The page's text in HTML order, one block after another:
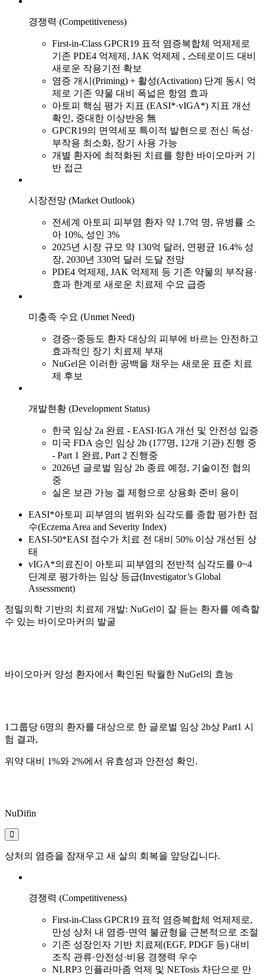
경쟁력 (Competitiveness)
First-in-Class GPCR19 표적 염증복합체 억제제로
기존 PDE4 억제제, JAK 억제제 , 스테로이드 대비
새로운 작용기전 확보
염증 개시(Priming) + 활성(Activation) 단계 동시 억
제로 기존 약물 대비 폭넓은 항염 효과
아토피 핵심 평가 지표 (EASI*·vIGA*) 지표 개선
확인, 중대한 이상반응 無
GPCR19의 면역세포 특이적 발현으로 전신 독성·
부작용 최소화, 장기 사용 가능
개별 환자에 최적화된 치료를 향한 바이오마커 기
반 접근
시장전망 (Market Outlook)
전세계 아토피 피부염 환자 약 1.7억 명, 유병률 소
아 10%, 성인 3%
2025년 시장 규모 약 130억 달러, 연평균 16.4% 성
장, 2030년 330억 달러 도달 전망
PDE4 억제제, JAK 억제제 등 기존 약물의 부작용·
효과 한계로 새로운 치료제 수요 급증
미충족 수요 (Unmet Need)
경증~중등도 환자 대상의 피부에 바르는 안전하고
효과적인 장기 치료제 부재
NuGel은 이러한 공백을 채우는 새로운 표준 치료
제 후보
개발현황 (Development Status)
한국 임상 2a 완료 - EASI·IGA 개선 및 안전성 입증
미국 FDA 승인 임상 2b (177명, 12개 기관) 진행 중
- Part 1 완료, Part 2 진행중
2026년 글로벌 임상 2b 종료 예정, 기술이전 협의
중
실온 보관 가능 겔 제형으로 상용화 준비 용이
EASI*아토피 피부염의 범위와 심각도를 종합 평가한 점
수(Eczema Area and Severity Index)
EASI-50*EASI 점수가 치료 전 대비 50% 이상 개선된 상
태
vIGA*의료진이 아토피 피부염의 전반적 심각도를 0~4
단계로 평가하는 임상 등급(Investigator’s Global
Assessment)
정밀의학 기반의 치료제 개발: NuGel이 잘 듣는 환자를 예측할
수 있는 바이오마커의 발굴
바이오마커 양성 환자에서 확인된 탁월한 NuGel의 효능
1그룹당 6명의 환자를 대상으로 한 글로벌 임상 2b상 Part1 시
험 결과,
위약 대비 1%와 2%에서 유효성과 안전성 확인.
NuDifin
상처의 염증을 잠재우고 새 살의 회복을 앞당깁니다.
경쟁력 (Competitiveness)
First-in-Class GPCR19 표적 염증복합체 억제제로,
만성 상처 내 염증·면역 불균형을 근본적으로 조절
기존 성장인자 기반 치료제(EGF, PDGF 등) 대비
조직 관류·안전성·비용 경쟁력 우수
NLRP3 인플라마좀 억제 및 NETosis 차단으로 만